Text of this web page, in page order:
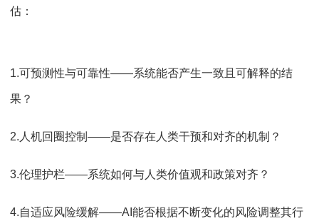
估：
1.可预测性与可靠性——系统能否产生一致且可解释的结
果？
2.人机回圈控制——是否存在人类干预和对齐的机制？
3.伦理护栏——系统如何与人类价值观和政策对齐？
4.自适应风险缓解——AI能否根据不断变化的风险调整其行